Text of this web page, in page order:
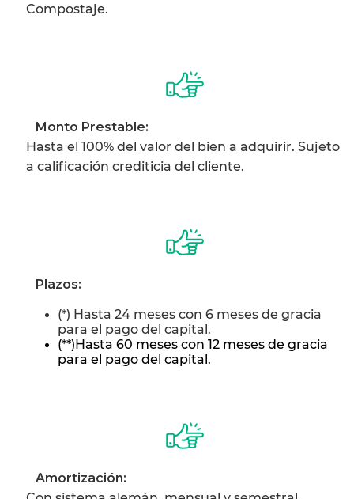
Compostaje.
Monto Prestable:
Hasta el 100% del valor del bien a adquirir. Sujeto
a calificación crediticia del cliente.
Plazos:
(*) Hasta 24 meses con 6 meses de gracia
para el pago del capital.
(**)Hasta 60 meses con 12 meses de gracia
para el pago del capital.
Amortización: